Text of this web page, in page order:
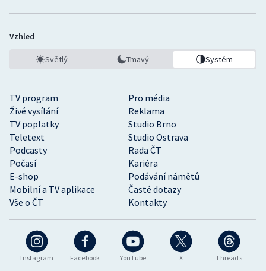
Instagram Facebook YouTube X Threads
TV program
Pro média
Živé vysílání
Reklama
TV poplatky
Studio Brno
Teletext
Studio Ostrava
Podcasty
Rada ČT
Počasí
Kariéra
E-shop
Podávání námětů
Mobilní a TV aplikace
Časté dotazy
Vše o ČT
Kontakty
Vzhled
Světlý Tmavý Systém